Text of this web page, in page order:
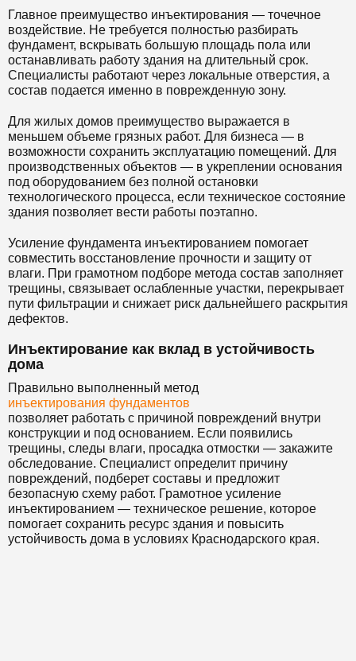
Главное преимущество инъектирования — точечное
воздействие. Не требуется полностью разбирать
фундамент, вскрывать большую площадь пола или
останавливать работу здания на длительный срок.
Специалисты работают через локальные отверстия, а
состав подается именно в поврежденную зону.
Для жилых домов преимущество выражается в
меньшем объеме грязных работ. Для бизнеса — в
возможности сохранить эксплуатацию помещений. Для
производственных объектов — в укреплении основания
под оборудованием без полной остановки
технологического процесса, если техническое состояние
здания позволяет вести работы поэтапно.
Усиление фундамента инъектированием помогает
совместить восстановление прочности и защиту от
влаги. При грамотном подборе метода состав заполняет
трещины, связывает ослабленные участки, перекрывает
пути фильтрации и снижает риск дальнейшего раскрытия
дефектов.
Инъектирование как вклад в устойчивость
дома
Правильно выполненный метод
инъектирования фундаментов
позволяет работать с причиной повреждений внутри
конструкции и под основанием. Если появились
трещины, следы влаги, просадка отмостки — закажите
обследование. Специалист определит причину
повреждений, подберет составы и предложит
безопасную схему работ. Грамотное усиление
инъектированием — техническое решение, которое
помогает сохранить ресурс здания и повысить
устойчивость дома в условиях Краснодарского края.